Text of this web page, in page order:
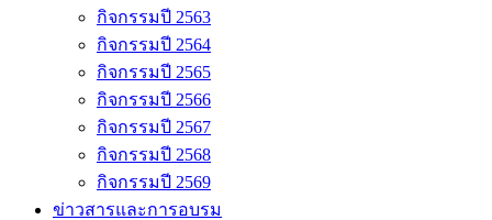
กิจกรรมปี 2563
กิจกรรมปี 2564
กิจกรรมปี 2565
กิจกรรมปี 2566
กิจกรรมปี 2567
กิจกรรมปี 2568
กิจกรรมปี 2569
ข่าวสารและการอบรม